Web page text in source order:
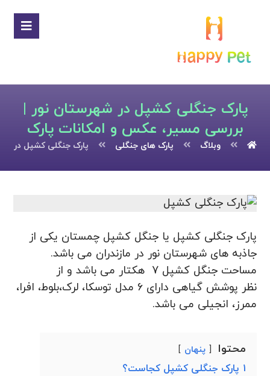
پارک جنگلی کشپل در شهرستان نور |
بررسی مسیر، عکس و امکانات پارک
وبلاگ پارک های جنگلی پارک جنگلی کشپل در
پارک جنگلی کشپل یا جنگل کشپل چمستان یکی از
جاذبه های شهرستان نور در مازندران می باشد.
مساحت جنگل کشپل 7 هکتار می باشد و از
نظر پوشش گیاهی دارای 6 مدل توسکا، لرک،بلوط، افرا،
ممرز، انجیلی می باشد.
محتوا پنهان
1 پارک جنگلی کشپل کجاست؟